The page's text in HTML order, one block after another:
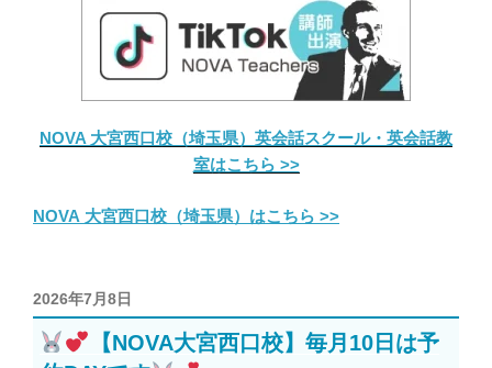
NOVA 大宮西口校（埼玉県）英会話スクール・英会話教
室はこちら >>
NOVA 大宮西口校（埼玉県）はこちら >>
投
稿
日:
2026年7月8日
【NOVA大宮西口校】毎月10日は予